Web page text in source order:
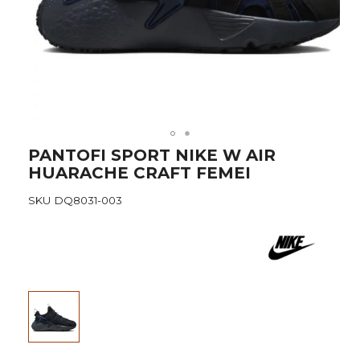
Skip
to
the
of
PANTOFI SPORT NIKE W AIR
HUARACHE CRAFT FEMEI
SKU DQ8031-003